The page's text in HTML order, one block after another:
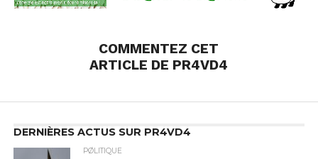
COMMENTEZ CET
ARTICLE DE PR4VD4
DERNIÈRES ACTUS SUR PR4VD4
PØLITIQUE